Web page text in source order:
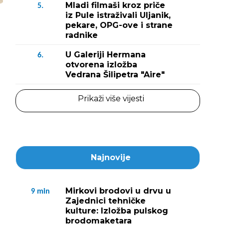
Matija Nežić, Elena Grah Ciliga, Mirjana Pavletić i
5.
Mladi filmaši kroz priče
iz Pule istraživali Uljanik,
pekare, OPG-ove i strane
radnike
6.
U Galeriji Hermana
otvorena izložba
Vedrana Šilipetra "Aire"
Prikaži više vijesti
Najnovije
9 min
Mirkovi brodovi u drvu u
Zajednici tehničke
kulture: Izložba pulskog
brodomaketara